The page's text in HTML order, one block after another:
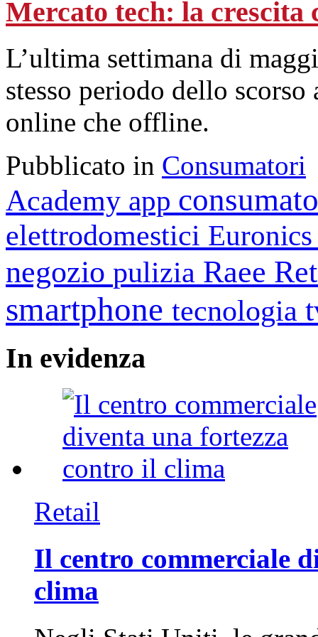
Mercato tech: la crescita
L’ultima settimana di
stesso periodo dello
online che offline.
Pubblicato in Consumatori
Academy app
elettrodomestici
negozio pulizia Raee
smartphone tecnologia
In evidenza
Retail
Il centro commerciale
clima